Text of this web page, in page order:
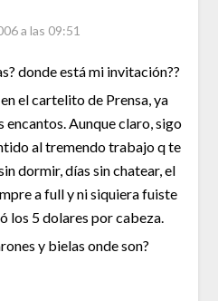
a las 09:51
donde está mi invitación??
el cartelito de Prensa, ya
encantos. Aunque claro, sigo
al tremendo trabajo q te
dormir, días sin chatear, el
a full y ni siquiera fuiste
los 5 dolares por cabeza.
y bielas onde son?